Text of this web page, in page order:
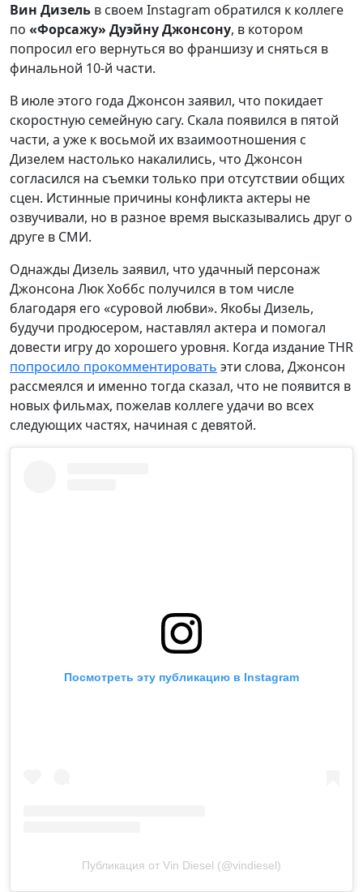
Вин Дизель в своем Instagram обратился к коллеге
по «Форсажу» Дуэйну Джонсону, в котором
попросил его вернуться во франшизу и сняться в
финальной 10-й части.
В июле этого года Джонсон заявил, что покидает
скоростную семейную сагу. Скала появился в пятой
части, а уже к восьмой их взаимоотношения с
Дизелем настолько накалились, что Джонсон
согласился на съемки только при отсутствии общих
сцен. Истинные причины конфликта актеры не
озвучивали, но в разное время высказывались друг о
друге в СМИ.
Однажды Дизель заявил, что удачный персонаж
Джонсона Люк Хоббс получился в том числе
благодаря его «суровой любви». Якобы Дизель,
будучи продюсером, наставлял актера и помогал
довести игру до хорошего уровня. Когда издание THR
попросило прокомментировать эти слова, Джонсон
рассмеялся и именно тогда сказал, что не появится в
новых фильмах, пожелав коллеге удачи во всех
следующих частях, начиная с девятой.
Посмотреть эту публикацию в Instagram
Публикация от Vin Diesel (@vindiesel)